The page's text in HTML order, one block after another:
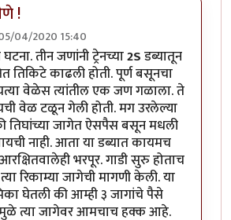
!
05/04/2020 15:40
घटना. तीन जणांनी ट्रेनच्या2Sडब्यातून
तिकिटे काढली होती. पूर्ण बसूनचा
वेळेस त्यांतील एक जण गळाला. ते
वेळ टळून गेली होती. मग उरलेल्या
तिघांच्या जागेत ऐसपैस बसून मधली
नाही. आता या डब्यात कायमच
भरपूर. गाडी सुरु होताच
रिकाम्या जागेची मागणी केली. या
घेतली की आम्ही ३ जागांचे पैसे
त्या जागेवर आमचाच हक्क आहे.